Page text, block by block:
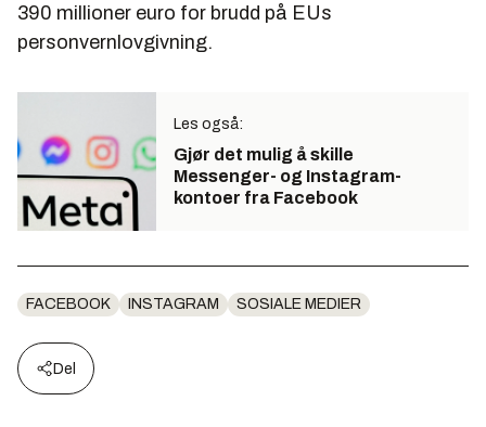
390 millioner euro for brudd på EUs
personvernlovgivning.
Les også:
Gjør det mulig å skille
Messenger- og Instagram-
kontoer fra Facebook
FACEBOOK INSTAGRAM SOSIALE MEDIER
Del